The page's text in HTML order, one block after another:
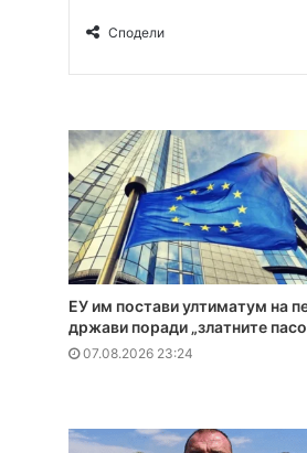
Сподели
ЕУ им постави ултиматум на
држави поради „златните
07.08.2026 23:24